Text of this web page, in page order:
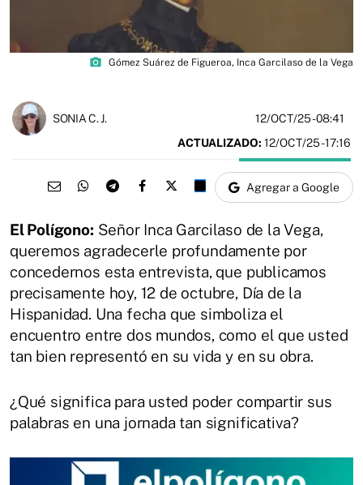
photo_camera Gómez Suárez de Figueroa, Inca Garcilaso de la Vega
SONIA C. J. 12/OCT/25- 08:41
ACTUALIZADO: 12/OCT/25 - 17:16
Agregar a Google
El Polígono: Señor Inca Garcilaso de la Vega,
queremos agradecerle profundamente por
concedernos esta entrevista, que publicamos
precisamente hoy, 12 de octubre, Día de la
Hispanidad. Una fecha que simboliza el
encuentro entre dos mundos, como el que usted
tan bien representó en su vida y en su obra.
¿Qué significa para usted poder compartir sus
palabras en una jornada tan significativa?